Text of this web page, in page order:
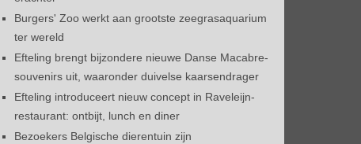
Burgers' Zoo werkt aan grootste zeegrasaquarium
ter wereld
Efteling brengt bijzondere nieuwe Danse Macabre-
souvenirs uit, waaronder duivelse kaarsendrager
Efteling introduceert nieuw concept in Raveleijn-
restaurant: ontbijt, lunch en diner
Bezoekers Belgische dierentuin zijn